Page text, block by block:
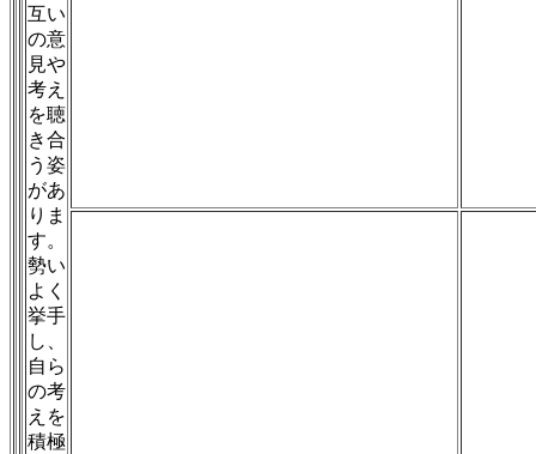
互い
の意
見や
考え
を聴
き合
う姿
があ
りま
す。
勢い
よく
挙手
し、
自ら
の考
えを
積極